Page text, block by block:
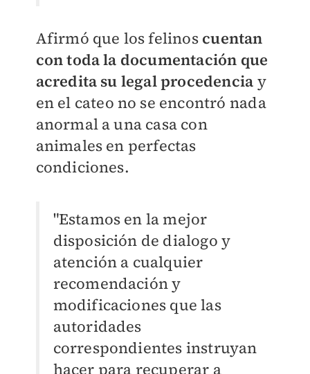
Afirmó que los felinos cuentan
con toda la documentación que
acredita su legal procedencia y
en el cateo no se encontró nada
anormal a una casa con
animales en perfectas
condiciones.
"Estamos en la mejor
disposición de dialogo y
atención a cualquier
recomendación y
modificaciones que las
autoridades
correspondientes instruyan
hacer para recuperar a